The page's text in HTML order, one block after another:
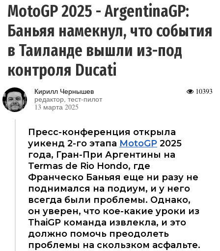
MotoGP 2025 - ArgentinaGP:
Баньяя намекнул, что события
в Таиланде вышли из-под
контроля Ducati
10393
Кирилл Чернышев
редактор, тест-пилот
13 марта 2025
Пресс-конференция открыла
уикенд 2-го этапа MotoGP 2025
года, Гран-При Аргентины на
Termas de Rio Hondo, где
Франческо Баньяя еще ни разу не
поднимался на подиум, и у него
всегда были проблемы. Однако,
он уверен, что кое-какие уроки из
ThaiGP команда извлекла, и это
должно помочь преодолеть
проблемы на скользком асфальте.